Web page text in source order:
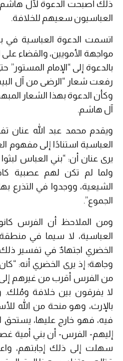
ذلك أصبحت الدعوة لآل هاشم
العباسيون سعيهم للخلافة.
اتسمت الدعوة العباسية في
مواجهة الأمويين، والقضاء
بالدعوة إلى “الإمام المستور”
رفعت شعار “الرضى من آل
وكأن الدعوة بهذا الشعار
آل هاشم.
ويقدم محمد عبد الله عنان
العباسية استنادًا إلى مفهوم
يرى عنان أن: “بني العباس
ولما لم تكن لهم عصبية
الشيعية، ووجدوا في التذرع
الجموع”.
ومن الملاحظ أن الفرس
العباسية، لا سيما في
الخضري اجتهادٌ في تفسير
وجاهة؛ إذ يرى الخضري أنه:
من الفرس أقرب من غيرهم إلى
لا يفرقون بين خلافة ومُلك.
بالإرث، وهو منحة من الله
فيه، فهو خارج عليها، يستحق
إليهم- الفرس- أن بني أمية
سهلت إلى ذلك إجابتهم،